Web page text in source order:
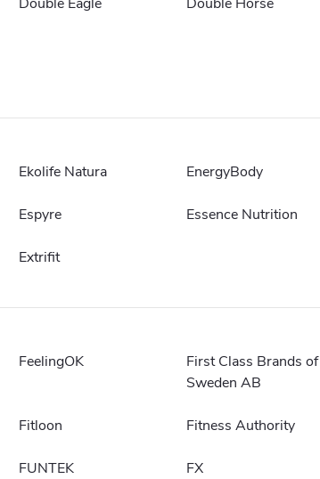
Ekolife Natura EnergyBody
Espyre Essence Nutrition
Extrifit
FeelingOK
First Class Brands of
Sweden AB
Fitloon Fitness Authority
FUNTEK FX